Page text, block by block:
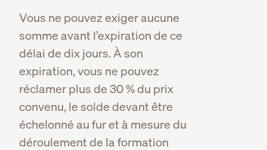
Vous ne pouvez exiger aucune
somme avant l’expiration de ce
délai de dix jours. À son
expiration, vous ne pouvez
réclamer plus de 30 % du prix
convenu, le solde devant être
échelonné au fur et à mesure du
déroulement de la formation